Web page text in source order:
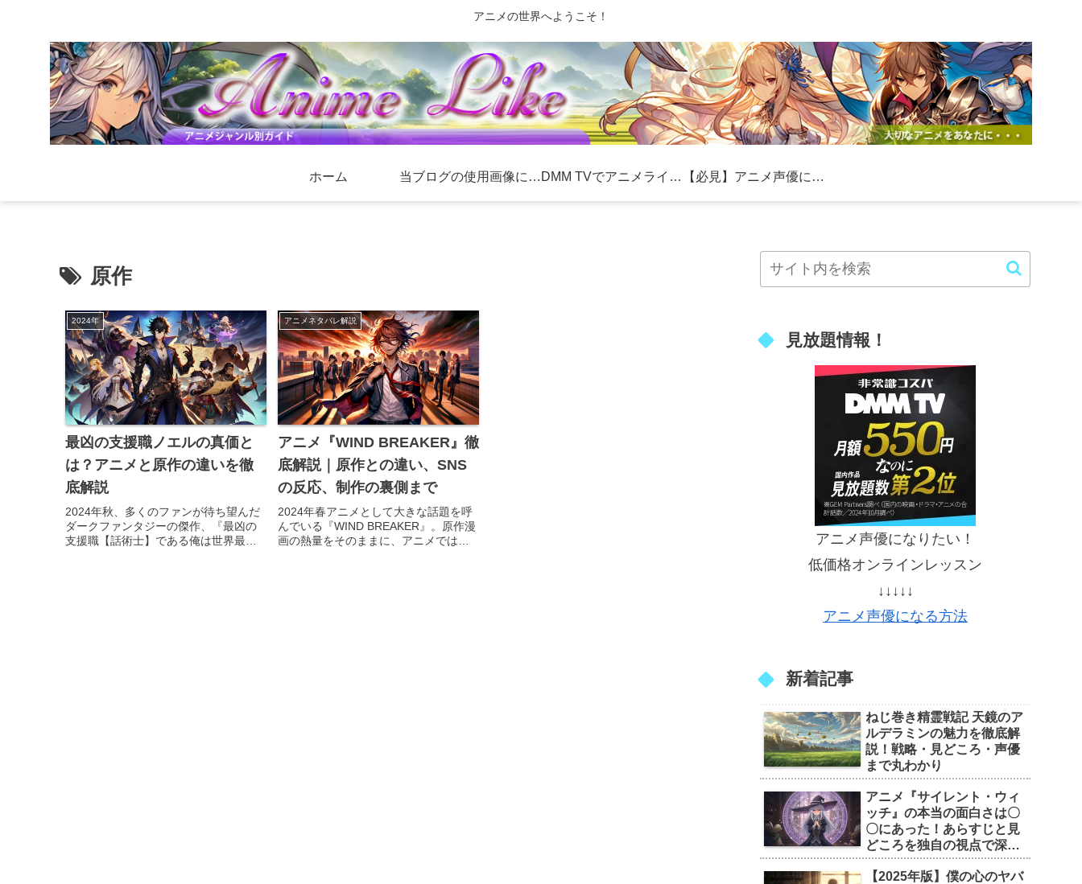
アニメの世界へようこそ！
ホーム 当ブログの使用画像について DMM TVでアニメライフを充実！おすすめ作品とお得な利用方法 【必見】アニメ声優になる方法！初心者向けの具体的なステップと成功のコツ
原作
2024年
最凶の支援職ノエルの真価と
は？アニメと原作の違いを徹
底解説
2024年秋、多くのファンが待ち望んだ
ダークファンタジーの傑作、『最凶の
支援職【話術士】である俺は世界最強
アニメネタバレ解説
アニメ『WIND BREAKER』徹
底解説｜原作との違い、SNS
の反応、制作の裏側まで
2024年春アニメとして大きな話題を呼
んでいる『WIND BREAKER』。原作漫
画の熱量をそのままに、アニメではど
見放題情報！
アニメ声優になりたい！
低価格オンラインレッスン
↓↓↓↓↓
アニメ声優になる方法
新着記事
ねじ巻き精霊戦記 天鏡のア
ルデラミンの魅力を徹底解
説！戦略・見どころ・声優
まで丸わかり
アニメ『サイレント・ウィ
ッチ』の本当の面白さは〇
〇にあった！あらすじと見
どころを独自の視点で深掘
り
【2025年版】僕の心のヤバ